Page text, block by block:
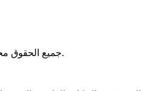
Halap Genuss. جميع الحقوق محفوظة.